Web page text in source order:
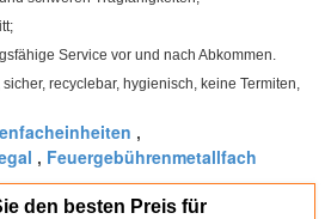
Service vor und nach Abkommen.
recyclebar, hygienisch, keine Termiten,
,
, Feuergebührenmetallfach
den besten Preis für